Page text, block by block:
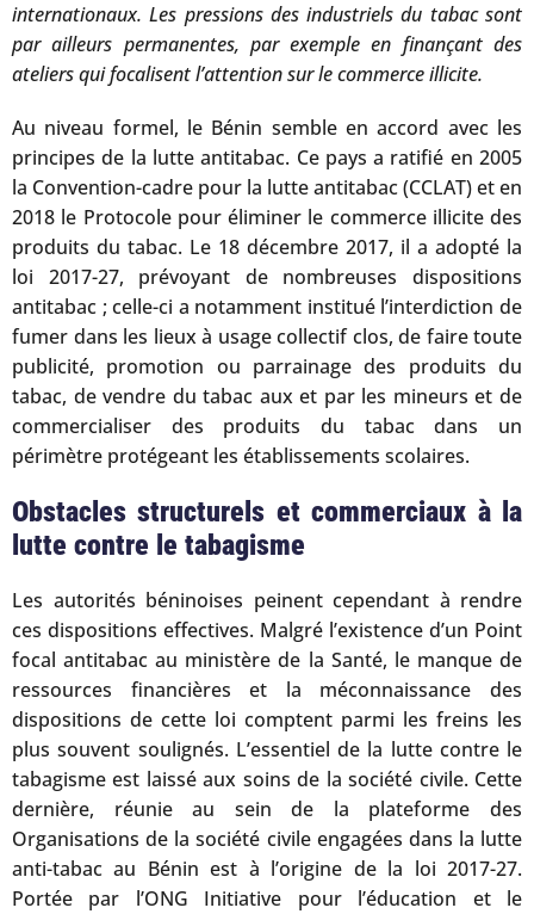
internationaux. Les pressions des industriels du tabac sont
par ailleurs permanentes, par exemple en finançant des
ateliers qui focalisent l’attention sur le commerce illicite.
Au niveau formel, le Bénin semble en accord avec les
principes de la lutte antitabac. Ce pays a ratifié en 2005
la Convention-cadre pour la lutte antitabac (CCLAT) et en
2018 le Protocole pour éliminer le commerce illicite des
produits du tabac. Le 18 décembre 2017, il a adopté la
loi 2017-27, prévoyant de nombreuses dispositions
antitabac ; celle-ci a notamment institué l’interdiction de
fumer dans les lieux à usage collectif clos, de faire toute
publicité, promotion ou parrainage des produits du
tabac, de vendre du tabac aux et par les mineurs et de
commercialiser des produits du tabac dans un
périmètre protégeant les établissements scolaires.
Obstacles structurels et commerciaux à la
lutte contre le tabagisme
Les autorités béninoises peinent cependant à rendre
ces dispositions effectives. Malgré l’existence d’un Point
focal antitabac au ministère de la Santé, le manque de
ressources financières et la méconnaissance des
dispositions de cette loi comptent parmi les freins les
plus souvent soulignés. L’essentiel de la lutte contre le
tabagisme est laissé aux soins de la société civile. Cette
dernière, réunie au sein de la plateforme des
Organisations de la société civile engagées dans la lutte
anti-tabac au Bénin est à l’origine de la loi 2017-27.
Portée par l’ONG Initiative pour l’éducation et le